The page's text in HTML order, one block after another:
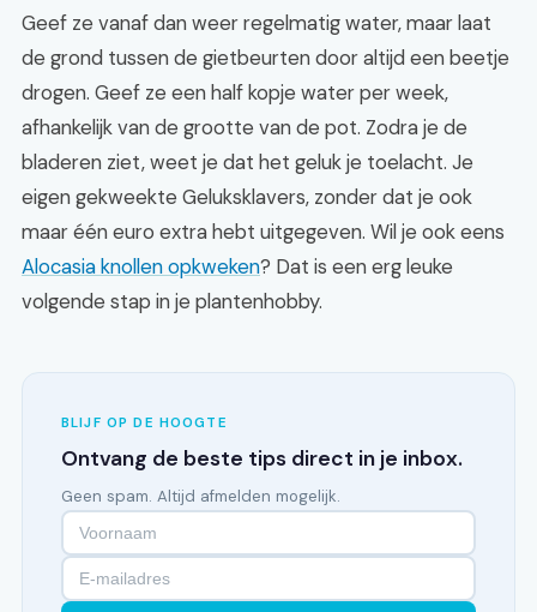
Geef ze vanaf dan weer regelmatig water, maar laat
de grond tussen de gietbeurten door altijd een beetje
drogen. Geef ze een half kopje water per week,
afhankelijk van de grootte van de pot. Zodra je de
bladeren ziet, weet je dat het geluk je toelacht. Je
eigen gekweekte Geluksklavers, zonder dat je ook
maar één euro extra hebt uitgegeven. Wil je ook eens
Alocasia knollen opkweken? Dat is een erg leuke
volgende stap in je plantenhobby.
BLIJF OP DE HOOGTE
Ontvang de beste tips direct in je inbox.
Geen spam. Altijd afmelden mogelijk.